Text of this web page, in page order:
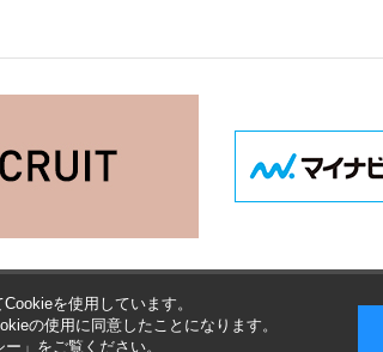
を使用しています。
の使用に同意したことになります。
ー 」をご覧ください。